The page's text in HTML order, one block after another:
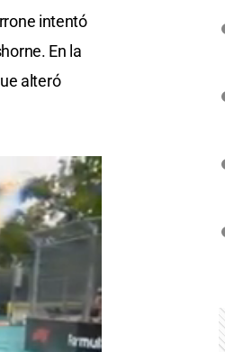
intentó
En la
alteró